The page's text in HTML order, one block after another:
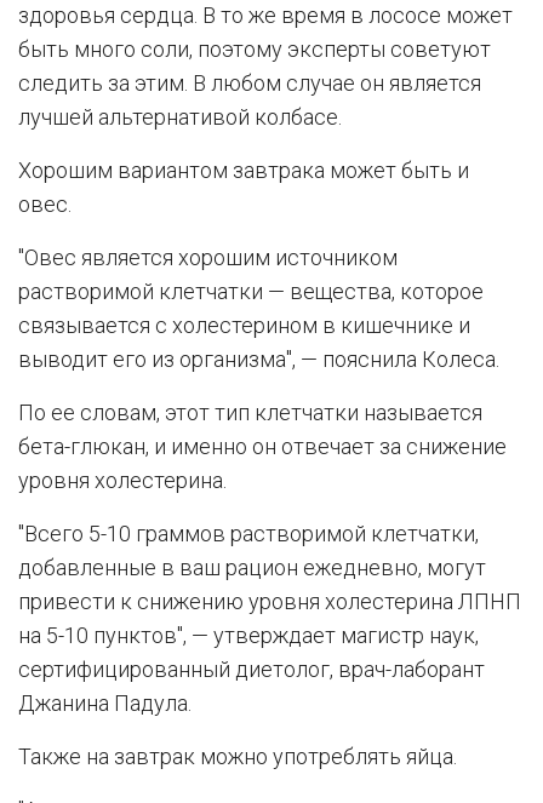
здоровья сердца. В то же время в лососе может
быть много соли, поэтому эксперты советуют
следить за этим. В любом случае он является
лучшей альтернативой колбасе.
Хорошим вариантом завтрака может быть и
овес.
"Овес является хорошим источником
растворимой клетчатки — вещества, которое
связывается с холестерином в кишечнике и
выводит его из организма", — пояснила Колеса.
По ее словам, этот тип клетчатки называется
бета-глюкан, и именно он отвечает за снижение
уровня холестерина.
"Всего 5-10 граммов растворимой клетчатки,
добавленные в ваш рацион ежедневно, могут
привести к снижению уровня холестерина ЛПНП
на 5-10 пунктов", — утверждает магистр наук,
сертифицированный диетолог, врач-лаборант
Джанина Падула.
Также на завтрак можно употреблять яйца.